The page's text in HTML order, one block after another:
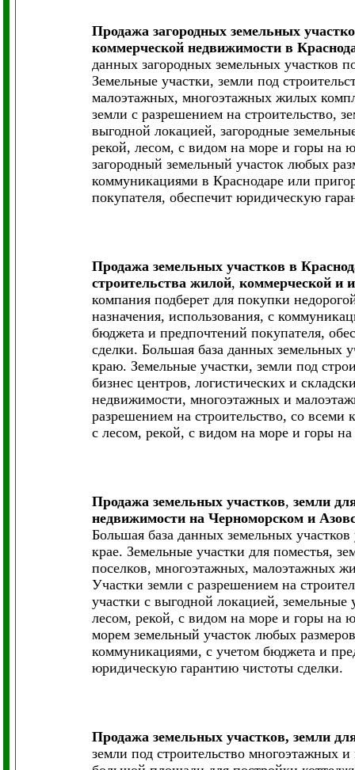
Продажа загородных земельных
коммерческой недвижимости в
данных загородных земельных участков
Земельные участки, земли под
малоэтажных, многоэтажных жилых
земли с разрешением на строительство,
выгодной локацией, загородные
рекой, лесом, с видом на море и горы на
загородный земельный участок любых
коммуникациями в Краснодаре или
покупателя, обеспечит юридическую
Продажа земельных участков в
строительства жилой, коммерческой и
компания подберет для покупки
назначения, использования, с
бюджета и предпочтений покупателя,
сделки. Большая база данных земельных
краю. Земельные участки, земли под
бизнес центров, логистических и
недвижимости, многоэтажных и
разрешением на строительство, со
с лесом, рекой, с видом на море и горы
Продажа земельных участков, земли
недвижимости на Черноморском и
Большая база данных земельных
крае. Земельные участки для поместья,
поселков, многоэтажных, малоэтажных
Участки земли с разрешением на
участки с выгодной локацией,
лесом, рекой, с видом на море и горы на
морем земельный участок любых
коммуникациями, с учетом бюджета и
юридическую гарантию чистоты сделки.
Продажа земельных участков, земли
земли под строительство многоэтажных